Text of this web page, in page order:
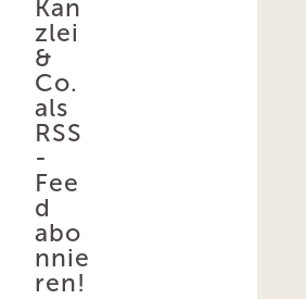
Kan
zlei
&
Co.
als
RSS
-
Fee
d
abo
nnie
ren!